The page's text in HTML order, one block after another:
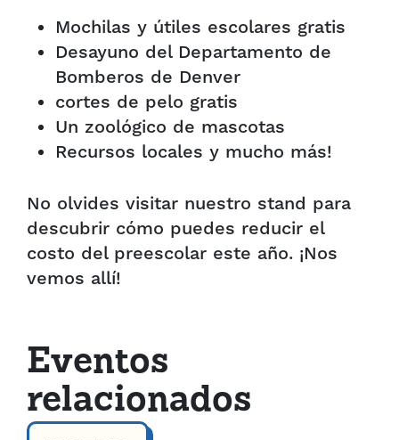
Mochilas y útiles escolares gratis
Desayuno del Departamento de
Bomberos de Denver
cortes de pelo gratis
Un zoológico de mascotas
Recursos locales y mucho más!
No olvides visitar nuestro stand para
descubrir cómo puedes reducir el
costo del preescolar este año. ¡Nos
vemos allí!
Eventos
relacionados